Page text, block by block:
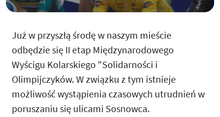
Już w przyszłą środę w naszym mieście
odbędzie się II etap Międzynarodowego
Wyścigu Kolarskiego "Solidarności i
Olimpijczyków. W związku z tym istnieje
możliwość wystąpienia czasowych utrudnień w
poruszaniu się ulicami Sosnowca.